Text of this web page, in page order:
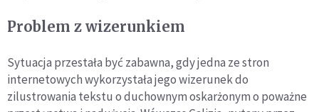
Problem z wizerunkiem
Sytuacja przestała być zabawna, gdy jedna ze stron
internetowych wykorzystała jego wizerunek do
zilustrowania tekstu o duchownym oskarżonym o poważne